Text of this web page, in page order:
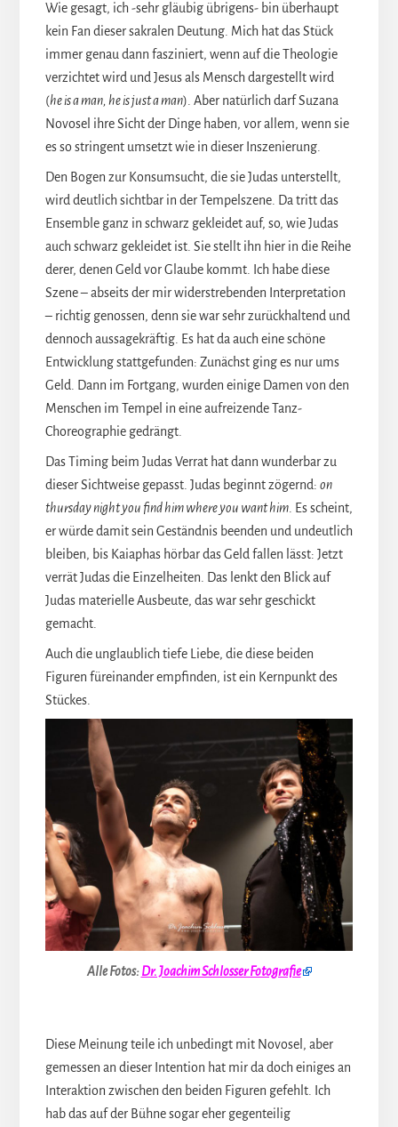
Wie gesagt, ich -sehr gläubig übrigens- bin überhaupt
kein Fan dieser sakralen Deutung. Mich hat das Stück
immer genau dann fasziniert, wenn auf die Theologie
verzichtet wird und Jesus als Mensch dargestellt wird
(he is a man, he is just a man). Aber natürlich darf Suzana
Novosel ihre Sicht der Dinge haben, vor allem, wenn sie
es so stringent umsetzt wie in dieser Inszenierung.
Den Bogen zur Konsumsucht, die sie Judas unterstellt,
wird deutlich sichtbar in der Tempelszene. Da tritt das
Ensemble ganz in schwarz gekleidet auf, so, wie Judas
auch schwarz gekleidet ist. Sie stellt ihn hier in die Reihe
derer, denen Geld vor Glaube kommt. Ich habe diese
Szene – abseits der mir widerstrebenden Interpretation
– richtig genossen, denn sie war sehr zurückhaltend und
dennoch aussagekräftig. Es hat da auch eine schöne
Entwicklung stattgefunden: Zunächst ging es nur ums
Geld. Dann im Fortgang, wurden einige Damen von den
Menschen im Tempel in eine aufreizende Tanz-
Choreographie gedrängt.
Das Timing beim Judas Verrat hat dann wunderbar zu
dieser Sichtweise gepasst. Judas beginnt zögernd: on
thursday night you find him where you want him. Es scheint,
er würde damit sein Geständnis beenden und undeutlich
bleiben, bis Kaiaphas hörbar das Geld fallen lässt: Jetzt
verrät Judas die Einzelheiten. Das lenkt den Blick auf
Judas materielle Ausbeute, das war sehr geschickt
gemacht.
Auch die unglaublich tiefe Liebe, die diese beiden
Figuren füreinander empfinden, ist ein Kernpunkt des
Stückes.
Alle Fotos:Dr. Joachim Schlosser Fotografie
Diese Meinung teile ich unbedingt mit Novosel, aber
gemessen an dieser Intention hat mir da doch einiges an
Interaktion zwischen den beiden Figuren gefehlt. Ich
hab das auf der Bühne sogar eher gegenteilig